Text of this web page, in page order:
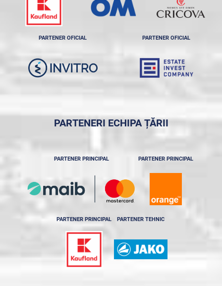
PARTENER OFICIAL PARTENER OFICIAL
PARTENERI ECHIPA ȚĂRII
PARTENER PRINCIPAL PARTENER PRINCIPAL
PARTENER PRINCIPAL PARTENER TEHNIC